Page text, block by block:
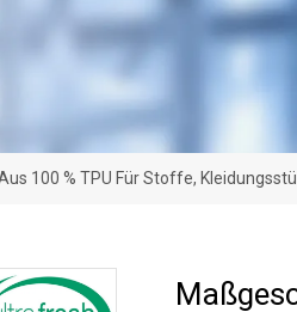
100 % TPU Für Stoffe,